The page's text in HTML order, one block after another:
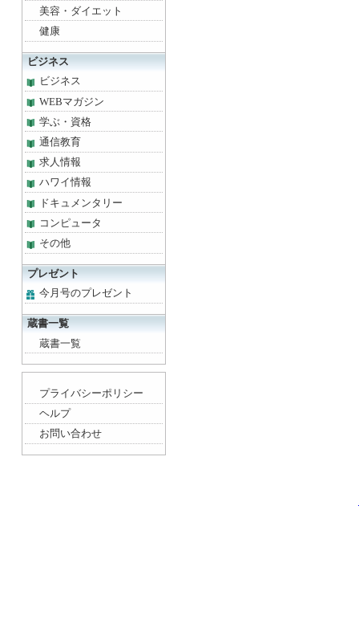
美容・ダイエット
健康
ビジネス
ビジネス
WEBマガジン
学ぶ・資格
通信教育
求人情報
ハワイ情報
ドキュメンタリー
コンピュータ
その他
プレゼント
今月号のプレゼント
蔵書一覧
蔵書一覧
プライバシーポリシー
ヘルプ
お問い合わせ